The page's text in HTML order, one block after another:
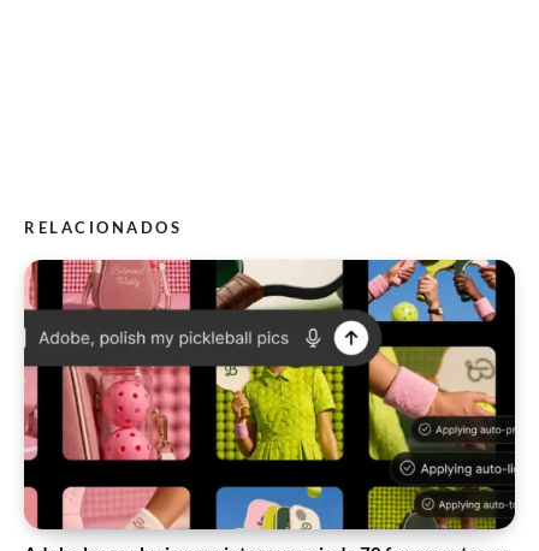
RELACIONADOS